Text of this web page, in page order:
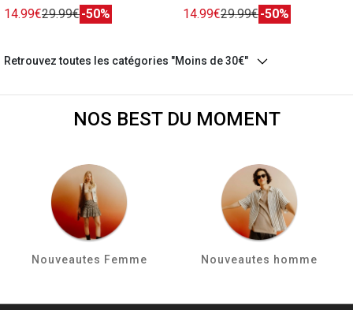
14.99€29.99€-50%
14.99€29.99€-50%
Retrouvez toutes les catégories "Moins de 30€"
NOS BEST DU MOMENT
Nouveautes Femme Nouveautes homme